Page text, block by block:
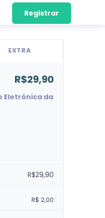
Registrar
EXTRA
R$29,90
Eletrônica da
R$29,90
R$ 2,00